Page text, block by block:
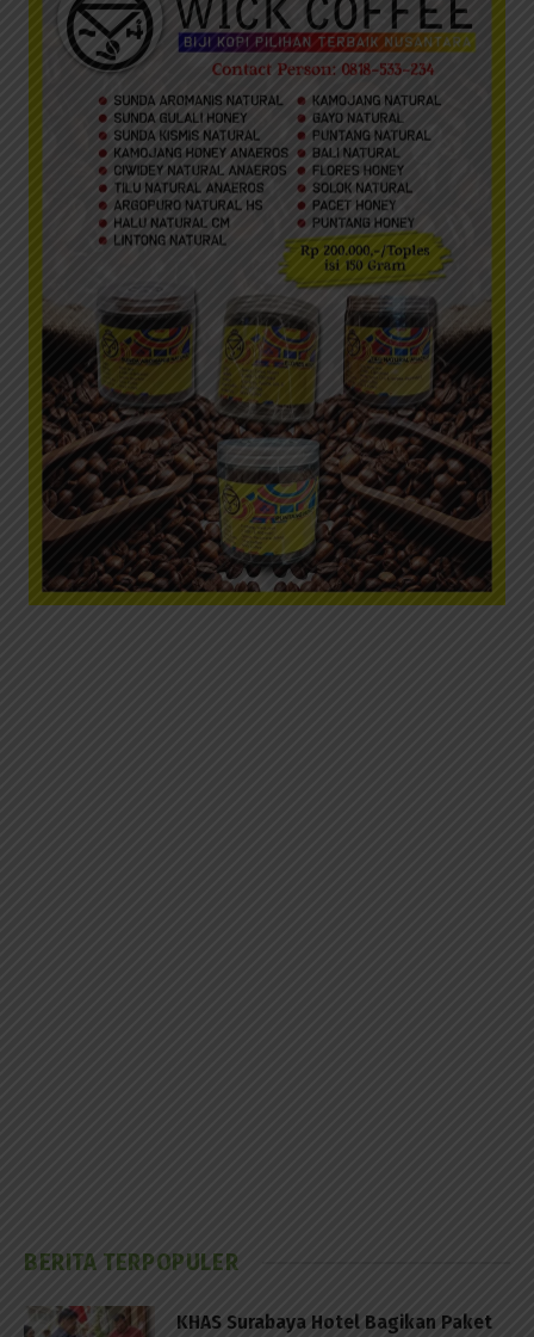
BERITA TERPOPULER
KHAS Surabaya Hotel Bagikan Paket